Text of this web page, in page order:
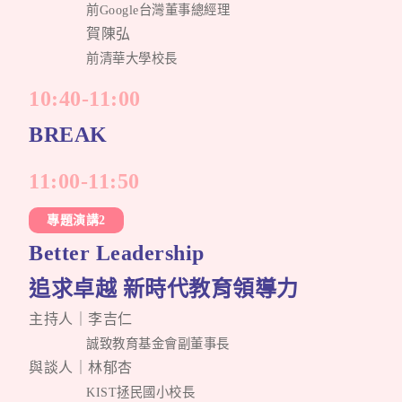
前Google台灣董事總經理
賀陳弘
前清華大學校長
10:40-11:00
BREAK
11:00-11:50
專題演講2
Better Leadership
追求卓越 新時代教育領導力
主持人｜李吉仁
誠致教育基金會副董事長
與談人｜林郁杏
KIST拯民國小校長